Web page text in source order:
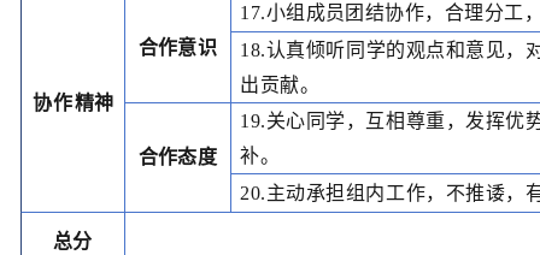
协作精神
合作意识
17.小组成员团结协作，合理分工
18.认真倾听 同学的观点和意见，
出贡献。
合作态度
19.关心同学，互相尊重，发挥优
补。
20.主动承担组内工作，不推诿，
总分